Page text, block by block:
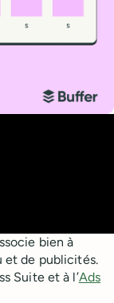
bien à
et de publicités.
Suite et à l’Ads